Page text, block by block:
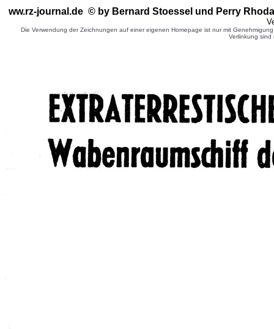
ww.rz-journal.de © by Bernard Stoessel und Perry
Die Verwendung der Zeichnungen auf einer eigenen Homepage ist nur mit
Verlinkung sind